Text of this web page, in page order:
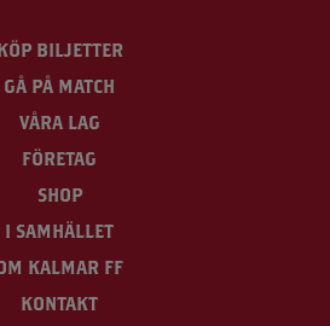
BILJETTER
GÅ PÅ MATCH
VÅRA LAG
FÖRETAG
SHOP
I SAMHÄLLET
KALMAR FF
KONTAKT